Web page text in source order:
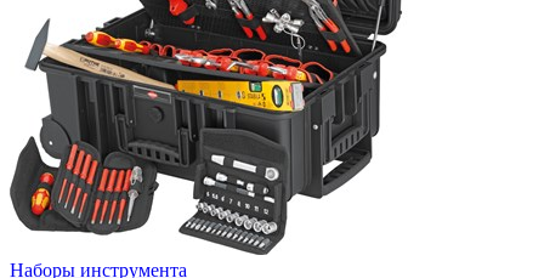
Наборы инструмента